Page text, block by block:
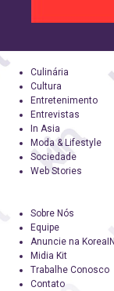
Culinária
Cultura
Entretenimento
Entrevistas
In Asia
Moda & Lifestyle
Sociedade
Web Stories
Sobre Nós
Equipe
Anuncie na KoreaIN
Midia Kit
Trabalhe Conosco
Contato